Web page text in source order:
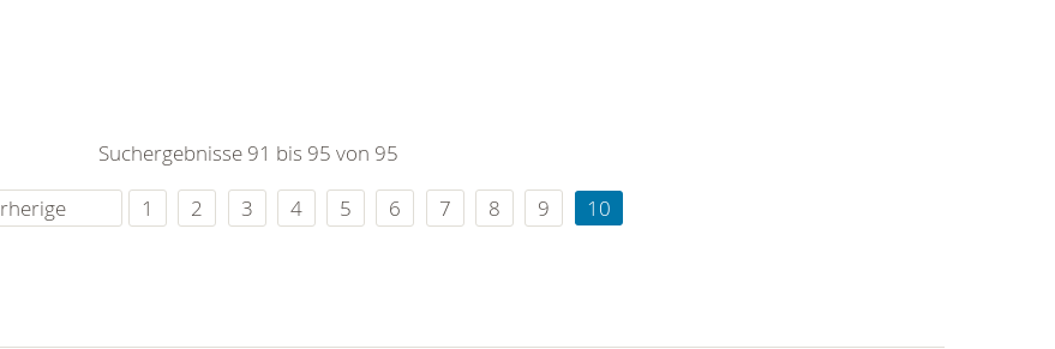
Suchergebnisse 91 bis 95 von 95
1 2 3 4 5 6 7 8 9 10